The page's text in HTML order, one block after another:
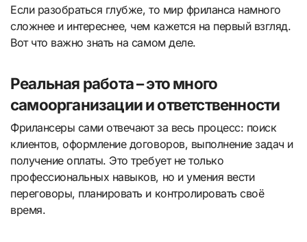
Если разобраться глубже, то мир фриланса намного
сложнее и интереснее, чем кажется на первый взгляд.
Вот что важно знать на самом деле.
Реальная работа – это много
самоорганизации и ответственности
Фрилансеры сами отвечают за весь процесс: поиск
клиентов, оформление договоров, выполнение задач и
получение оплаты. Это требует не только
профессиональных навыков, но и умения вести
переговоры, планировать и контролировать своё
время.